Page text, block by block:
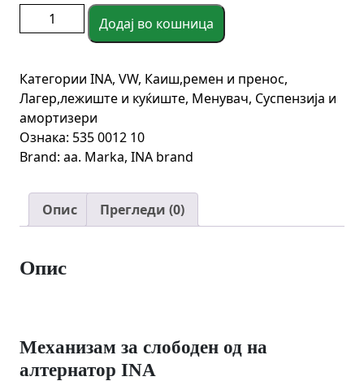
Механизам
за
од
на
алтернатор
INA
количина
Додај во кошница
Категории INA, VW, Каиш,ремен и пренос,
Лагер,лежиште и куќиште, Менувач, Суспензија и
амортизери
Ознака: 535 0012 10
Brand: aa. Marka, INA brand
Опис Прегледи (0)
Опис
Механизам за слободен од на
алтернатор INA